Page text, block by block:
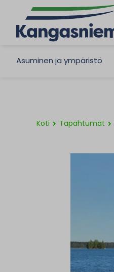
Asuminen ja ympäristö
Koti Tapahtumat